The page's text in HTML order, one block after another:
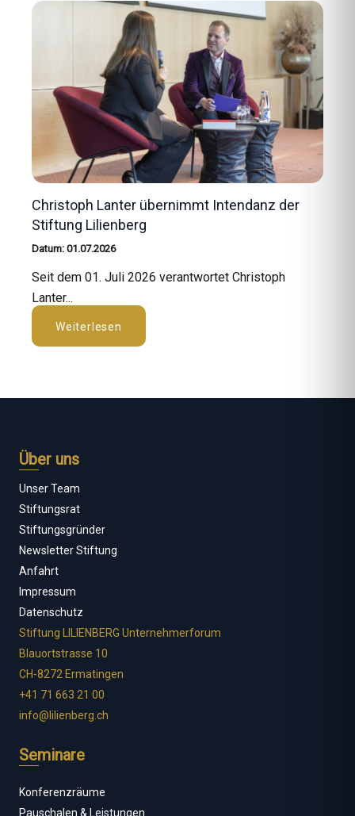
Christoph Lanter übernimmt Intendanz der
Stiftung Lilienberg
Datum: 01.07.2026
Seit dem 01. Juli 2026 verantwortet Christoph
Lanter...
Weiterlesen
Über uns
Unser Team
Stiftungsrat
Stiftungsgründer
Newsletter Stiftung
Anfahrt
Impressum
Datenschutz
Stiftung LILIENBERG Unternehmerforum
Blauortstrasse 10
CH-8272 Ermatingen
+41 71 663 21 00
info@lilienberg.ch
Seminare
Konferenzräume
Pauschalen & Leistungen